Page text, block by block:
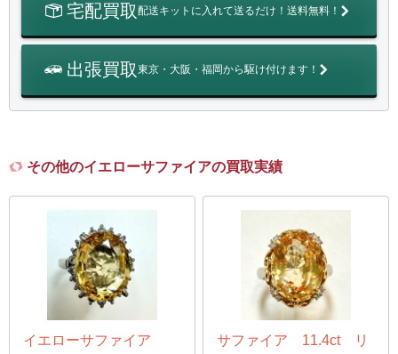
宅配買取配送キットに入れて送るだけ！送料無料！
出張買取東京・大阪・福岡から駆け付けます！
その他のイエローサファイアの買取実績
イエローサファイア
サファイア 11.4ct リ